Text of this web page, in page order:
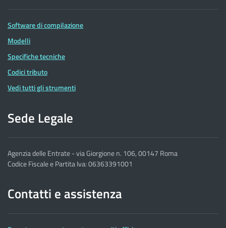
Software di compilazione
Modelli
Specifiche tecniche
Codici tributo
Vedi tutti gli strumenti
Sede Legale
Agenzia delle Entrate - via Giorgione n. 106, 00147 Roma
Codice Fiscale e Partita Iva: 06363391001
Contatti e assistenza